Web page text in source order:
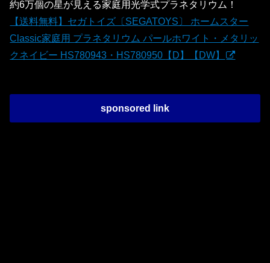
約6万個の星が見える家庭用光学式プラネタリウム！
【送料無料】セガトイズ〔SEGATOYS〕 ホームスター
Classic家庭用 プラネタリウム パールホワイト・メタリッ
クネイビー HS780943・HS780950【D】【DW】
sponsored link